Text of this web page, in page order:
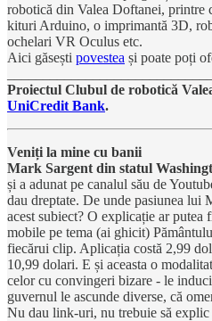
robotică din Valea Doftanei, printre
kituri Arduino, o imprimantă 3D,
ochelari VR Oculus etc.
Aici găsești povestea și poate poți
Proiectul Clubul de robotică
UniCredit Bank.
Veniți la mine cu banii
Mark Sargent din statul
și a adunat pe canalul său de
dau dreptate. De unde pasiunea lui
acest subiect? O explicație ar
mobile pe tema (ai ghicit)
fiecărui clip. Aplicația costă 2,99
10,99 dolari. E și aceasta o
celor cu convingeri bizare - le
guvernul le ascunde diverse, că
Nu dau link-uri, nu trebuie să explic